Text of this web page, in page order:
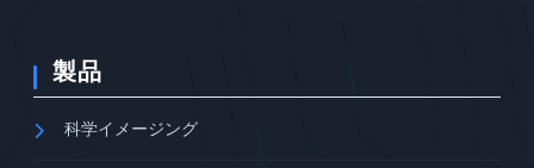
製品
科学イメージング